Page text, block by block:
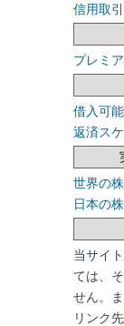
信用取
プレミ
借入可
返済ス
世界の
日本の
当サイ
ては、
せん。
リンク